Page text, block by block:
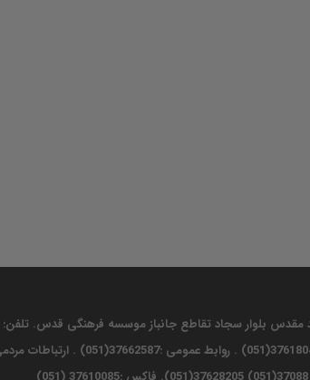
تقاطع جانباز موسسه فرهنگی قدس. تلفن: ۰۵۱۳۷۶۸۵۰۱۱ . نمابر تحریریه : 37610087 - 37684004 (051)